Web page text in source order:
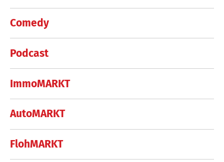
Comedy
Podcast
ImmoMARKT
AutoMARKT
FlohMARKT